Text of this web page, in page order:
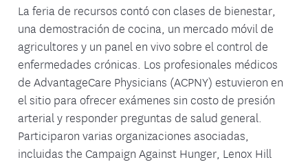
La feria de recursos contó con clases de bienestar,
una demostración de cocina, un mercado móvil de
agricultores y un panel en vivo sobre el control de
enfermedades crónicas. Los profesionales médicos
de AdvantageCare Physicians (ACPNY) estuvieron en
el sitio para ofrecer exámenes sin costo de presión
arterial y responder preguntas de salud general.
Participaron varias organizaciones asociadas,
incluidas the Campaign Against Hunger, Lenox Hill